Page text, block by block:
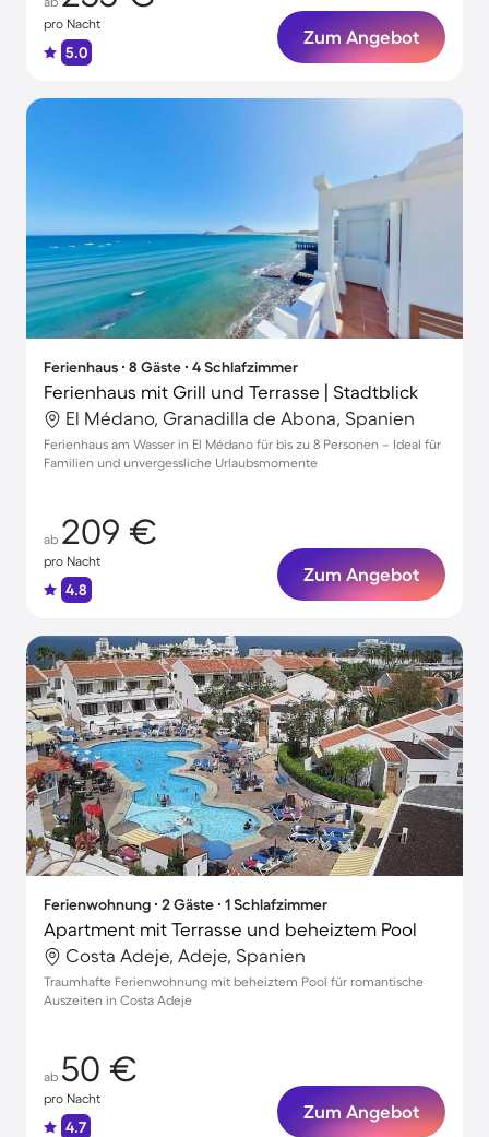
pro Nacht
5.0
Zum Angebot
Ferienhaus ∙ 8 Gäste ∙ 4 Schlafzimmer
Ferienhaus mit Grill und Terrasse | Stadtblick
El Médano, Granadilla de Abona, Spanien
Ferienhaus am Wasser in El Médano für bis zu 8 Personen – Ideal für
Familien und unvergessliche Urlaubsmomente
ab 209 €
pro Nacht
4.8
Zum Angebot
Ferienwohnung ∙ 2 Gäste ∙ 1 Schlafzimmer
Apartment mit Terrasse und beheiztem Pool
Costa Adeje, Adeje, Spanien
Traumhafte Ferienwohnung mit beheiztem Pool für romantische
Auszeiten in Costa Adeje
ab 50 €
pro Nacht
4.7
Zum Angebot